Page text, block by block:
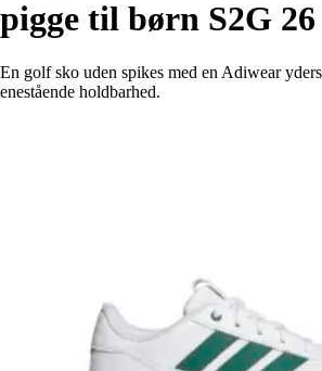
pigge til børn S2G 26
En golf sko uden spikes med en Adiwear
enestående holdbarhed.